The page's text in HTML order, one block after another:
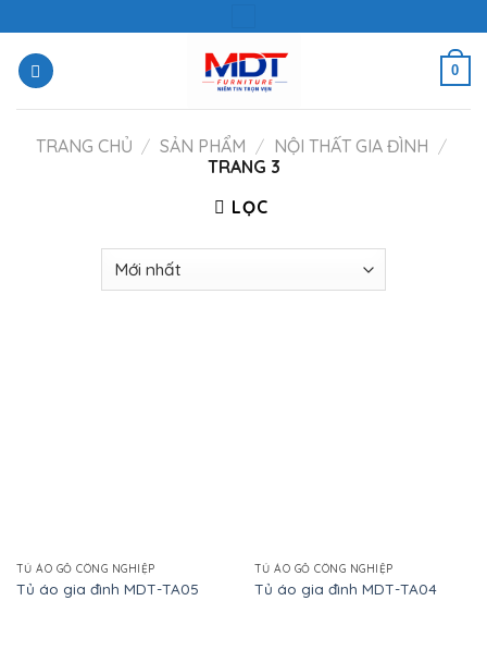
content
0
TRANG CHỦ / SẢN PHẨM / NỘI THẤT GIA ĐÌNH /
TRANG 3
LỌC
TỦ ÁO GỖ CÔNG NGHIỆP
Tủ áo gia đình MDT-TA05
TỦ ÁO GỖ CÔNG NGHIỆP
Tủ áo gia đình MDT-TA04